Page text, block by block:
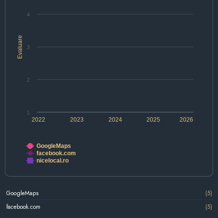
Evaluare
2022 2024 2026
2023 2025
1
2
3
4
GoogleMaps
facebook.com
nicelocal.ro
GoogleMaps
(5)
facebook.com
(5)